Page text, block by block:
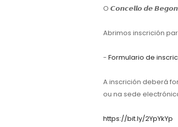
O 𝘾𝙤𝙣𝙘𝙚𝙡𝙡𝙤 𝙙𝙚
Abrimos inscrición
- Formulario de
A inscrición deberá
ou na sede
https://bit.ly/2YpYkYp